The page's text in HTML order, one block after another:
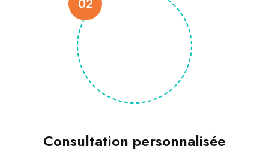
02
Consultation personnalisée